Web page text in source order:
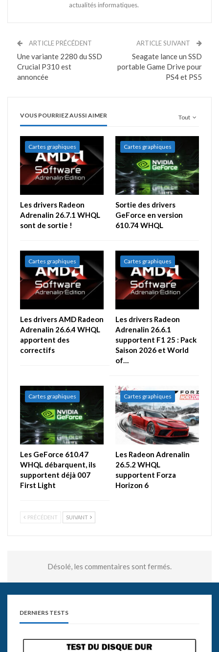
actualités informatiques.
ARTICLE PRÉCÉDENT
Une variante 2280 du SSD
Crucial P310 est
annoncée
ARTICLE SUIVANT
Seagate lance un SSD
portable Game Drive pour
PS4 et PS5
Tout
VOUS POURRIEZ AUSSI AIMER
Cartes graphiques
Les drivers Radeon
Adrenalin 26.7.1 WHQL
sont de sortie !
Cartes graphiques
Sortie des drivers
GeForce en version
610.74 WHQL
Cartes graphiques
Les drivers AMD Radeon
Adrenalin 26.6.4 WHQL
apportent des
correctifs
Cartes graphiques
Les drivers Radeon
Adrenalin 26.6.1
supportent F1 25 : Pack
Saison 2026 et World
of…
Cartes graphiques
Les GeForce 610.47
WHQL débarquent, ils
supportent déjà 007
First Light
Cartes graphiques
Les Radeon Adrenalin
26.5.2 WHQL
supportent Forza
Horizon 6
PRÉCÉDENT SUIVANT
Désolé, les commentaires sont fermés.
DERNIERS TESTS